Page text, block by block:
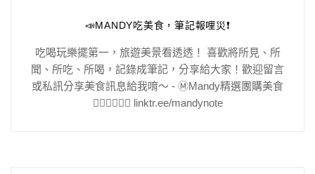
📣MANDY吃美食，筆記報哩災❗️
吃喝玩樂擺第一，旅遊美景看透透！ 喜歡將所見、所
聞、所吃、所喝，記錄成筆記，分享給大家！歡迎留言
或私訊分享美食訊息給我唷～ - Ⓜ️Mandy精選團購美食
👇🏻👇🏻👇🏻 linktr.ee/mandynote